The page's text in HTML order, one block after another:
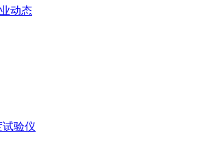
动态
试验仪